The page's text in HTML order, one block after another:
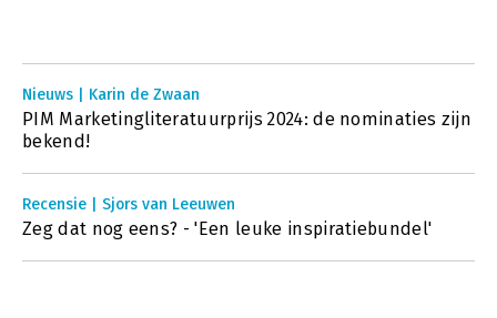
Nieuws | Karin de Zwaan
PIM Marketingliteratuurprijs 2024: de nominaties zijn
bekend!
Recensie | Sjors van Leeuwen
Zeg dat nog eens? - 'Een leuke inspiratiebundel'